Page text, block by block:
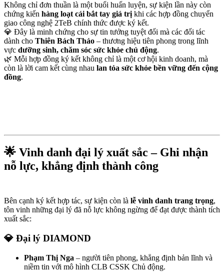
Không chỉ đơn thuần là một buổi huấn luyện, sự kiện lần này còn
chứng kiến hàng loạt cái bắt tay giá trịkhi các hợp đồng chuyển
giao công nghệ 2TeB chính thức được ký kết.
💎 Đây là minh chứng cho sự tin tưởng tuyệt đối mà các đối tác
dành cho Thiên Bách Thảo – thương hiệu tiên phong trong lĩnh
vực dưỡng sinh, chăm sóc sức khỏe chủ động.
🌿 Mỗi hợp đồng ký kết không chỉ là một cơ hội kinh doanh, mà
còn là lời cam kết cùng nhau lan tỏa sức khỏe bền vững đến cộng
đồng.
🌟 Vinh danh đại lý xuất sắc – Ghi nhận
nỗ lực, khẳng định thành công
Bên cạnh ký kết hợp tác, sự kiện còn là lễ vinh danh trang trọng,
tôn vinh những đại lý đã nỗ lực không ngừng để đạt được thành tích
xuất sắc:
💎 Đại lý DIAMOND
Phạm Thị Nga – người tiên phong, khẳng định bản lĩnh và
niềm tin với mô hình CLB CSSK Chủ động.